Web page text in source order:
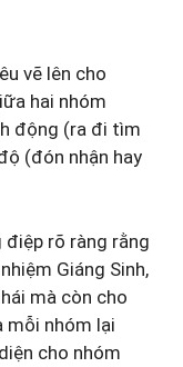
vẽ lên cho
hai nhóm
động (ra đi tìm
(đón nhận hay
rõ ràng rằng
Giáng Sinh,
mà còn cho
mỗi nhóm lại
cho nhóm